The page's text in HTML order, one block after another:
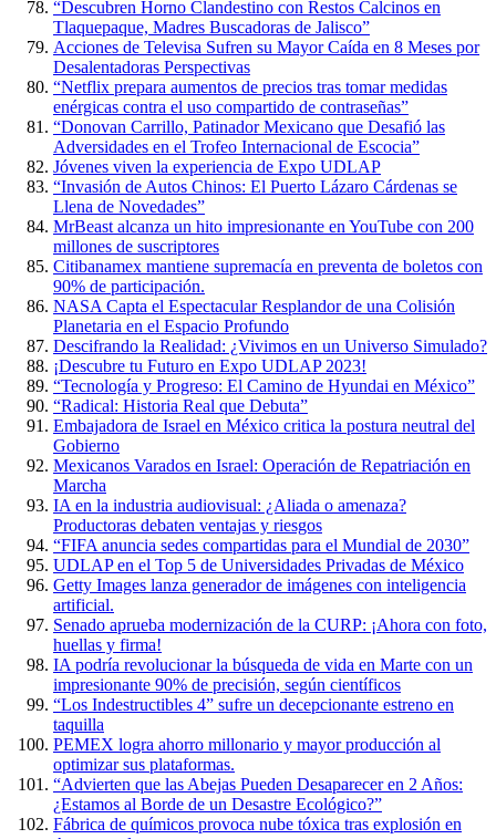
“Descubren Horno Clandestino con Restos Calcinos en
Tlaquepaque, Madres Buscadoras de Jalisco”
Acciones de Televisa Sufren su Mayor Caída en 8 Meses por
Desalentadoras Perspectivas
“Netflix prepara aumentos de precios tras tomar medidas
enérgicas contra el uso compartido de contraseñas”
“Donovan Carrillo, Patinador Mexicano que Desafió las
Adversidades en el Trofeo Internacional de Escocia”
Jóvenes viven la experiencia de Expo UDLAP
“Invasión de Autos Chinos: El Puerto Lázaro Cárdenas se
Llena de Novedades”
MrBeast alcanza un hito impresionante en YouTube con 200
millones de suscriptores
Citibanamex mantiene supremacía en preventa de boletos con
90% de participación.
NASA Capta el Espectacular Resplandor de una Colisión
Planetaria en el Espacio Profundo
Descifrando la Realidad: ¿Vivimos en un Universo Simulado?
¡Descubre tu Futuro en Expo UDLAP 2023!
“Tecnología y Progreso: El Camino de Hyundai en México”
“Radical: Historia Real que Debuta”
Embajadora de Israel en México critica la postura neutral del
Gobierno
Mexicanos Varados en Israel: Operación de Repatriación en
Marcha
IA en la industria audiovisual: ¿Aliada o amenaza?
Productoras debaten ventajas y riesgos
“FIFA anuncia sedes compartidas para el Mundial de 2030”
UDLAP en el Top 5 de Universidades Privadas de México
Getty Images lanza generador de imágenes con inteligencia
artificial.
Senado aprueba modernización de la CURP: ¡Ahora con foto,
huellas y firma!
IA podría revolucionar la búsqueda de vida en Marte con un
impresionante 90% de precisión, según científicos
“Los Indestructibles 4” sufre un decepcionante estreno en
taquilla
PEMEX logra ahorro millonario y mayor producción al
optimizar sus plataformas.
“Advierten que las Abejas Pueden Desaparecer en 2 Años:
¿Estamos al Borde de un Desastre Ecológico?”
Fábrica de químicos provoca nube tóxica tras explosión en